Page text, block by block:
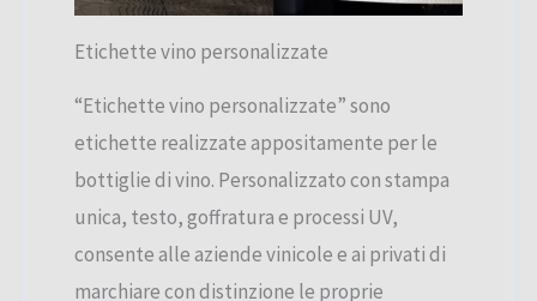
Etichette vino personalizzate
“Etichette vino personalizzate” sono
etichette realizzate appositamente per le
bottiglie di vino. Personalizzato con stampa
unica, testo, goffratura e processi UV,
consente alle aziende vinicole e ai privati ​​di
marchiare con distinzione le proprie